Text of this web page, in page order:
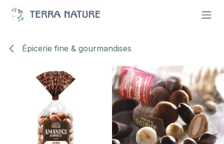
Se rendre au contenu
Épicerie fine & gourmandises